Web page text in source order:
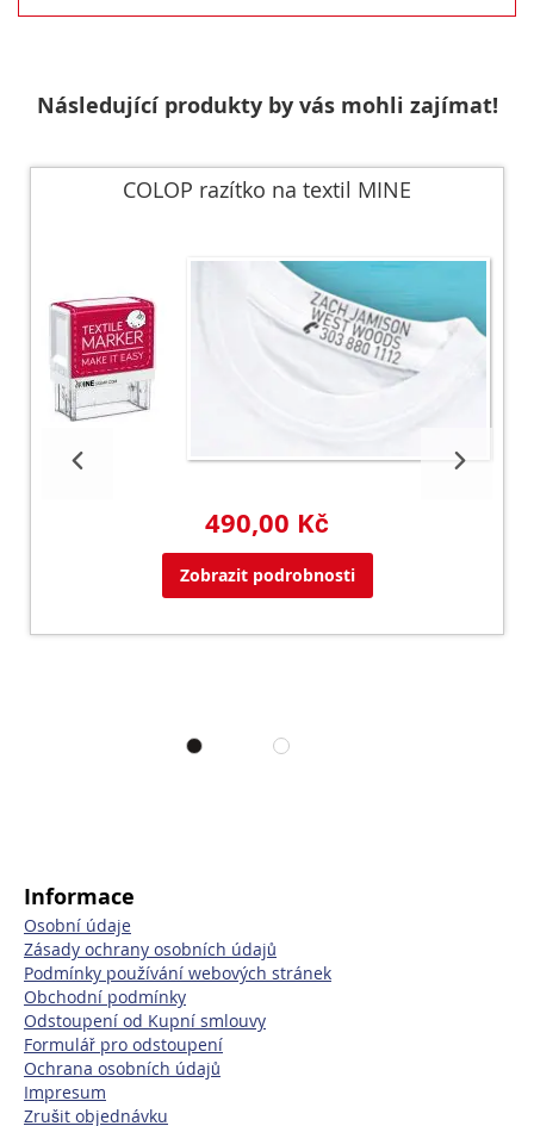
Následující produkty by vás mohli zajímat!
COLOP razítko na textil MINE
490,00 Kč
Zobrazit podrobnosti
Informace
Osobní údaje
Zásady ochrany osobních údajů
Podmínky používání webových stránek
Obchodní podmínky
Odstoupení od Kupní smlouvy
Formulář pro odstoupení
Ochrana osobních údajů
Impresum
Zrušit objednávku